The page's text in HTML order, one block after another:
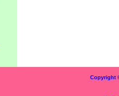
Copyright